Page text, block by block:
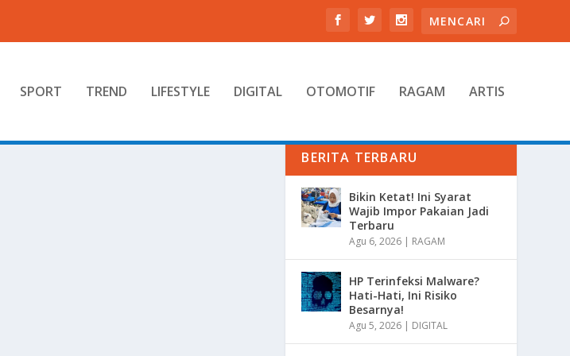
SPORT TREND LIFESTYLE DIGITAL OTOMOTIF RAGAM ARTIS
BERITA TERBARU
Bikin Ketat! Ini Syarat
Wajib Impor Pakaian Jadi
Terbaru
Agu 6, 2026 | RAGAM
HP Terinfeksi Malware?
Hati-Hati, Ini Risiko
Besarnya!
Agu 5, 2026 | DIGITAL